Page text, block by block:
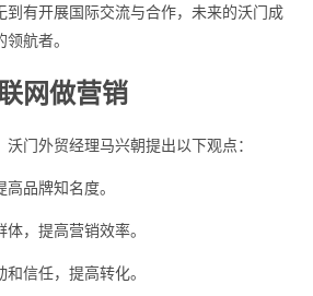
到有开展国际交流与合作，未来的沃门成
航者。
网做营销
门外贸经理马兴朝提出以下观点：
品牌知名度。
，提高营销效率。
信任，提高转化。